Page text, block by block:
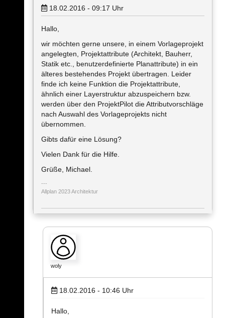
18.02.2016 - 09:17 Uhr
Hallo,
wir möchten gerne unsere, in einem Vorlageprojekt
angelegten, Projektattribute (Architekt, Bauherr,
Statik etc., benutzerdefinierte Planattribute) in ein
älteres bestehendes Projekt übertragen. Leider
finde ich keine Funktion die Projektattribute,
ähnlich einer Layerstruktur abzuspeichern bzw.
werden über den ProjektPilot die Attributvorschläge
nach Auswahl des Vorlageprojekts nicht
übernommen.
Gibts dafür eine Lösung?
Vielen Dank für die Hilfe.
Grüße, Michael.
Allplan 2023 Architektur
woly
18.02.2016 - 10:46 Uhr
Hallo,